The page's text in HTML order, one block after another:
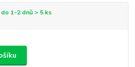
1-2 dnů > 5 ks